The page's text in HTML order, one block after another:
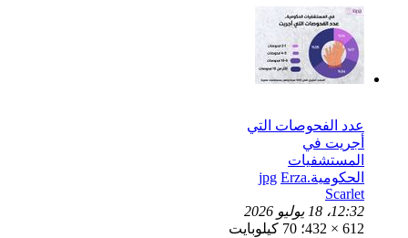
عدد الفحوصات التي
أجريت في
المستشفيات
الحكومية.jpgErza
Scarlet
12:32، 18 يوليو 2026
612 × 432؛ 70 كيلوبايت